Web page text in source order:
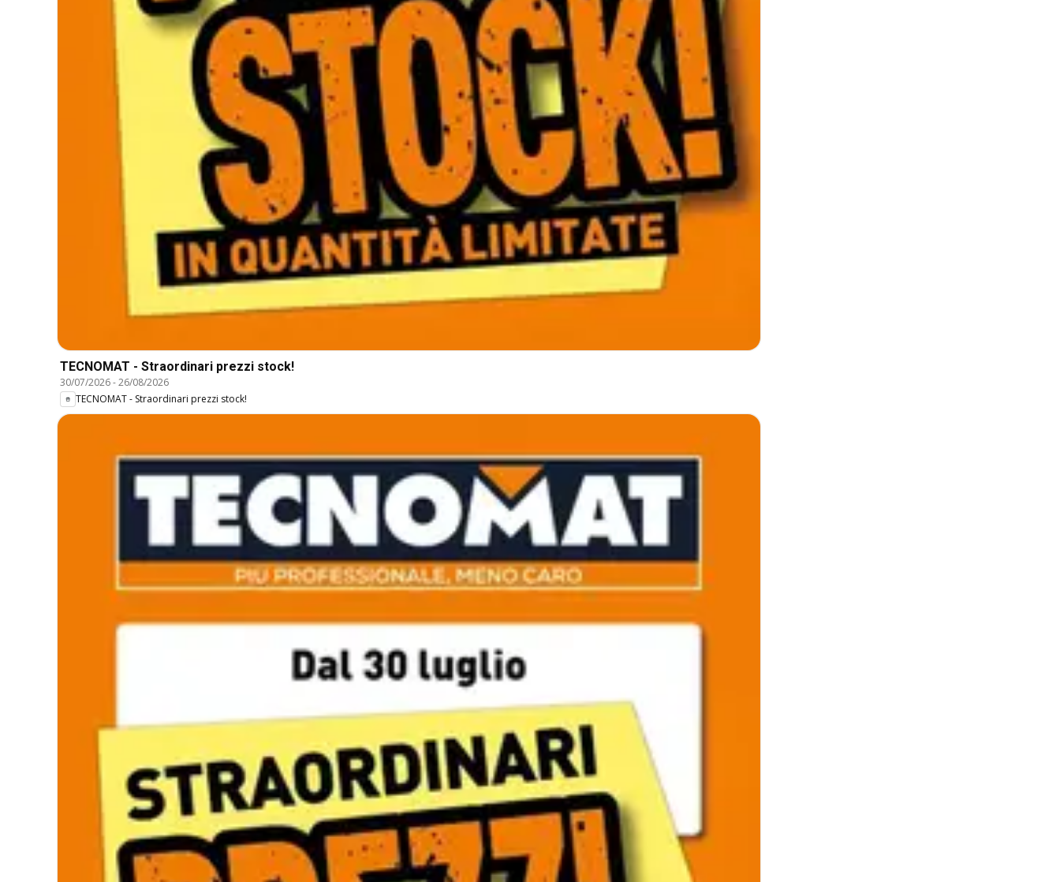
TECNOMAT - Straordinari prezzi stock!
30/07/2026-26/08/2026
TECNOMAT - Straordinari prezzi stock!